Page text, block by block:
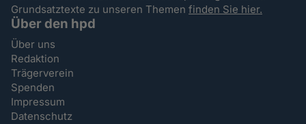
Grundsatztexte zu unseren Themenfinden Sie hier.
Über den hpd
Über uns
Redaktion
Trägerverein
Spenden
Impressum
Datenschutz